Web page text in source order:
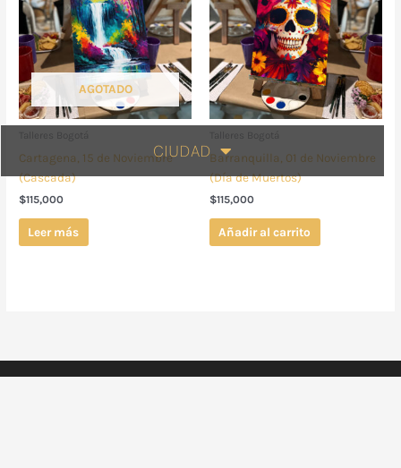
CIUDAD
AGOTADO
Talleres Bogotá
Cartagena, 15 de Noviembre
(Cascada)
$115,000
Leer más
Talleres Bogotá
Barranquilla, 01 de Noviembre
(Día de Muertos)
$115,000
Añadir al carrito